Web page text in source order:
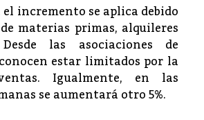
incremento se aplica debido
materias primas, alquileres
las asociaciones de
estar limitados por la
Igualmente, en las
se aumentará otro 5%.